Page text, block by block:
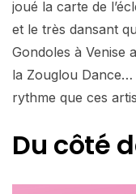
joué la carte de
et le très dansant
Gondoles à Venise
la Zouglou Dance…
rythme que ces
Du côté